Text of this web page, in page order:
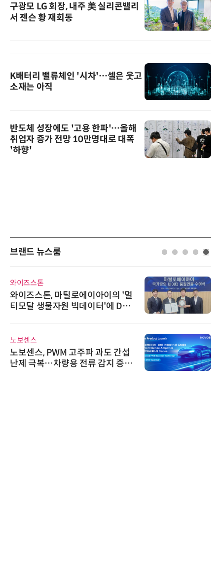
구광모 LG 회장, 내주 美 실리콘밸리
서 젠슨 황 재회동
K배터리 밸류체인 '시차'…셀은 웃고
소재는 아직
반도체 성장에도 '고용 한파'…올해
취업자 증가 전망 10만명대로 대폭
'하향'
브랜드 뉴스룸
와이즈스톤
와이즈스톤, 마틸로에이아이의 '멀
티모달 생물자원 빅데이터'에 DQ
노보센스
노보센스, PWM 고주파 과도 간섭
난제 극복…차량용 전류 감지 증폭